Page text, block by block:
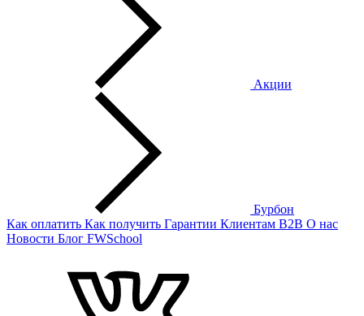
Акции
Бурбон
Как оплатить Как получить Гарантии Клиентам B2B О нас
Новости Блог FWSchool